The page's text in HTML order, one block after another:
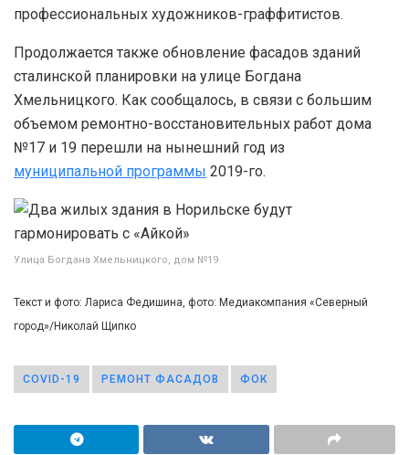
профессиональных художников-граффитистов.
Продолжается также обновление фасадов зданий
сталинской планировки на улице Богдана
Хмельницкого. Как сообщалось, в связи с большим
объемом ремонтно-восстановительных работ дома
№17 и 19 перешли на нынешний год из
муниципальной программы 2019-го.
Улица Богдана Хмельницкого, дом №19
Текст и фото: Лариса Федишина, фото: Медиакомпания «Северный
город»/Николай Щипко
COVID-19 РЕМОНТ ФАСАДОВ ФОК